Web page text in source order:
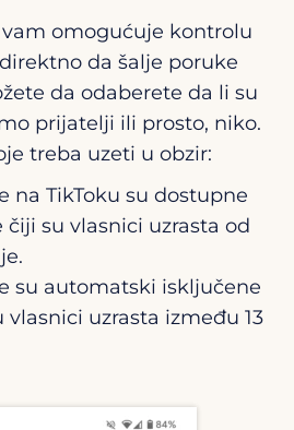
omogućuje kontrolu
da šalje poruke
da odaberete da li su
prijatelji ili prosto, niko.
treba uzeti u obzir:
na TikToku su dostupne
čiji su vlasnici uzrasta od
su automatski isključene
vlasnici uzrasta između 13